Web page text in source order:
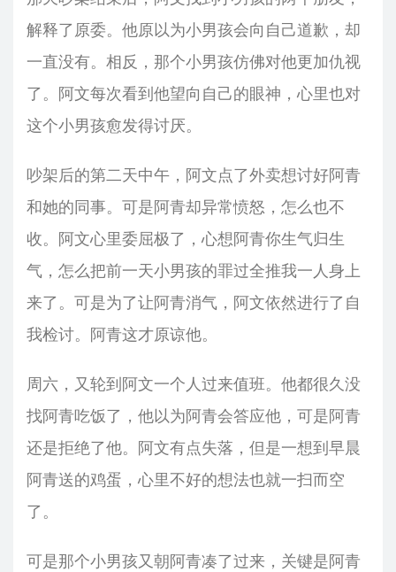
解释了原委。他原以为小男孩会向自己道歉，却
一直没有。相反，那个小男孩仿佛对他更加仇视
了。阿文每次看到他望向自己的眼神，心里也对
这个小男孩愈发得讨厌。
吵架后的第二天中午，阿文点了外卖想讨好阿青
和她的同事。可是阿青却异常愤怒，怎么也不
收。阿文心里委屈极了，心想阿青你生气归生
气，怎么把前一天小男孩的罪过全推我一人身上
来了。可是为了让阿青消气，阿文依然进行了自
我检讨。阿青这才原谅他。
周六，又轮到阿文一个人过来值班。他都很久没
找阿青吃饭了，他以为阿青会答应他，可是阿青
还是拒绝了他。阿文有点失落，但是一想到早晨
阿青送的鸡蛋，心里不好的想法也就一扫而空
了。
可是那个小男孩又朝阿青凑了过来，关键是阿青